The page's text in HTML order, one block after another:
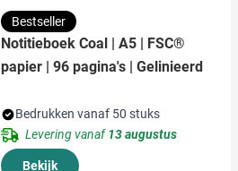
Bestseller
Notitieboek Coal | A5 | FSC®
papier | 96 pagina's | Gelinieerd
Bedrukken vanaf 50 stuks
Levering vanaf13 augustus
Bekijk